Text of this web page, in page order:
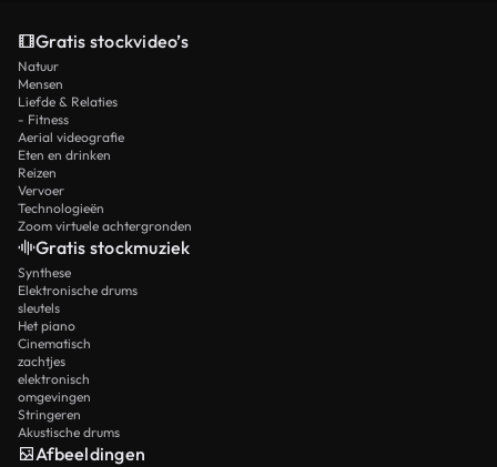
Gratis stockvideo’s
Natuur
Mensen
Liefde & Relaties
- Fitness
Aerial videografie
Eten en drinken
Reizen
Vervoer
Technologieën
Zoom virtuele achtergronden
Gratis stockmuziek
Synthese
Elektronische drums
sleutels
Het piano
Cinematisch
zachtjes
elektronisch
omgevingen
Stringeren
Akustische drums
Afbeeldingen